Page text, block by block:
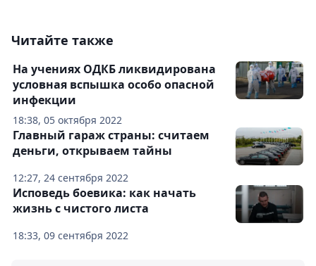
Читайте также
18:38, 05 октября 2022
На учениях ОДКБ ликвидирована
условная вспышка особо опасной
инфекции
12:27, 24 сентября 2022
Главный гараж страны: считаем
деньги, открываем тайны
18:33, 09 сентября 2022
Исповедь боевика: как начать
жизнь с чистого листа